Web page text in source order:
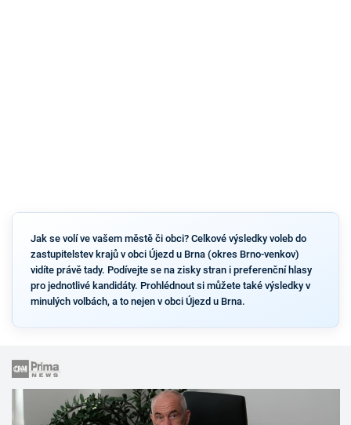
Jak se volí ve vašem městě či obci? Celkové výsledky voleb do
zastupitelstev krajů v obci Újezd u Brna (okres Brno-venkov)
vidíte právě tady. Podívejte se na zisky stran i preferenční hlasy
pro jednotlivé kandidáty. Prohlédnout si můžete také výsledky v
minulých volbách, a to nejen v obci Újezd u Brna.